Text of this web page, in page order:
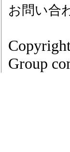
お問い合
Group